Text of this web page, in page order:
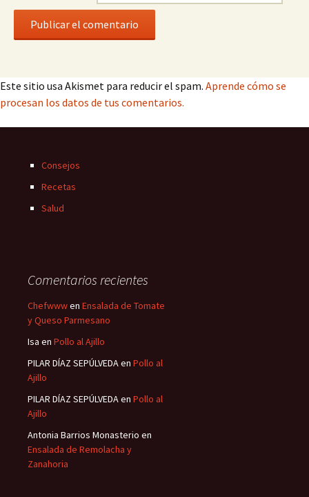
Este sitio usa Akismet para reducir el spam. Aprende cómo se
procesan los datos de tus comentarios.
Consejos
Recetas
Salud
Comentarios recientes
Chefwwwen Ensalada de Tomate
y Queso Parmesano
Isa en Pollo al Ajillo
PILAR DÍAZ SEPÚLVEDAen Pollo al
Ajillo
PILAR DÍAZ SEPÚLVEDAen Pollo al
Ajillo
Antonia Barrios Monasterio en
Ensalada de Remolacha y
Zanahoria